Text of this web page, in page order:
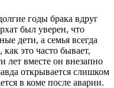
годы брака вдруг
был уверен, что
дети, а семья всегда
это часто бывает,
лет вместе он внезапно
открывается слишком
в коме после аварии.